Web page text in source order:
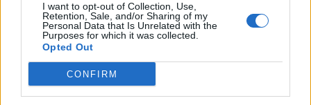
I want to opt-out of Collection, Use,
Retention, Sale, and/or Sharing of my
Personal Data that Is Unrelated with the
Purposes for which it was collected.
Opted Out
CONFIRM
Marea